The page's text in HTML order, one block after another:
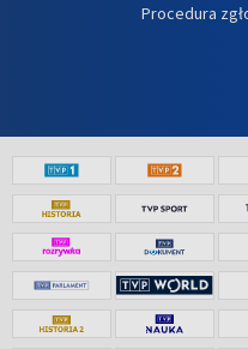
Procedura